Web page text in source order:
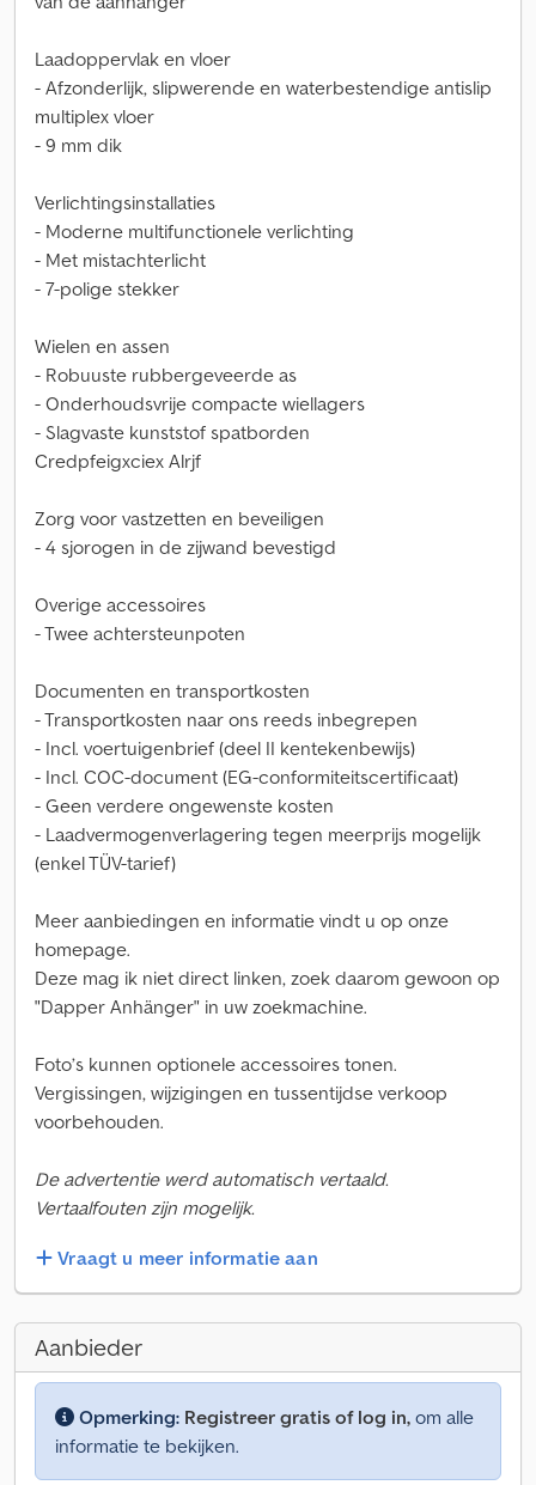
Laadoppervlak en vloer
- Afzonderlijk, slipwerende en waterbestendige antislip
multiplex vloer
- 9 mm dik
Verlichtingsinstallaties
- Moderne multifunctionele verlichting
- Met mistachterlicht
- 7-polige stekker
Wielen en assen
- Robuuste rubbergeveerde as
- Onderhoudsvrije compacte wiellagers
- Slagvaste kunststof spatborden
Credpfeigxciex Alrjf
Zorg voor vastzetten en beveiligen
- 4 sjorogen in de zijwand bevestigd
Overige accessoires
- Twee achtersteunpoten
Documenten en transportkosten
- Transportkosten naar ons reeds inbegrepen
- Incl. voertuigenbrief (deel II kentekenbewijs)
- Incl. COC-document (EG-conformiteitscertificaat)
- Geen verdere ongewenste kosten
- Laadvermogenverlagering tegen meerprijs mogelijk
(enkel TÜV-tarief)
Meer aanbiedingen en informatie vindt u op onze
homepage.
Deze mag ik niet direct linken, zoek daarom gewoon op
"Dapper Anhänger" in uw zoekmachine.
Foto’s kunnen optionele accessoires tonen.
Vergissingen, wijzigingen en tussentijdse verkoop
voorbehouden.
De advertentie werd automatisch vertaald.
Vertaalfouten zijn mogelijk.
Vraagt u meer informatie aan
Aanbieder
Opmerking: Registreer gratis of log in, om alle
informatie te bekijken.